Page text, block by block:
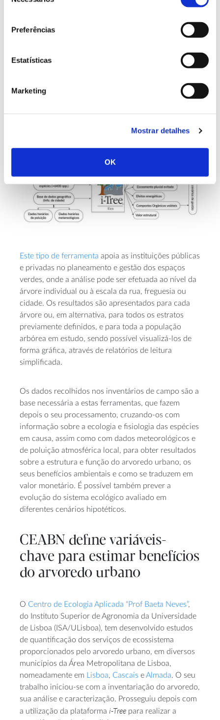
Preferências
Estatísticas
Marketing
Mostrar detalhes
OK
comunidade científica e de acesso aberto,
ambiente urbano como rural, e dos seus
estudos
Este tipo de ferramenta apoia as instituições públicas
e privadas no planeamento e gestão dos espaços
verdes, onde a análise pode ser efetuada ao nível da
árvore individual ou à escala da rua, freguesia ou
cidade. Os resultados são apresentados para cada
árvore ou, em alternativa, para todos os estratos
previamente definidos, e para toda a população
arbórea em estudo, sendo possível visualizá-los de
forma gráfica, através de relatórios de leitura
simplificada.
Os dados recolhidos nos inventários de campo são a
base necessária a estas ferramentas, que fazem
depois o seu processamento, cruzando-os com
informação sobre a ecologia e fisiologia das espécies
em causa, assim como com dados meteorológicos e
de poluição atmosférica local, para obter resultados
sobre a estrutura e função do arvoredo urbano, os
seus benefícios ambientais e como se traduzem em
valor monetário. É possível também prever a
evolução do sistema ecológico avaliado em
diferentes cenários hipotéticos.
CEABN define variáveis-
chave para estimar benefícios
do arvoredo urbano
O Centro de Ecologia Aplicada “Prof Baeta Neves”,
do Instituto Superior de Agronomia da Universidade
de Lisboa (ISA/ULisboa), tem desenvolvido estudos
de quantificação dos serviços de ecossistema
proporcionados pelo arvoredo urbano, em diversos
municípios da Área Metropolitana de Lisboa,
nomeadamente em
Lisboa, Cascais eAlmada. O seu
trabalho iniciou-se com a inventariação do arvoredo,
sua análise e caracterização. Prosseguiu depois com
a utilização da plataforma i-Tree para realizar a